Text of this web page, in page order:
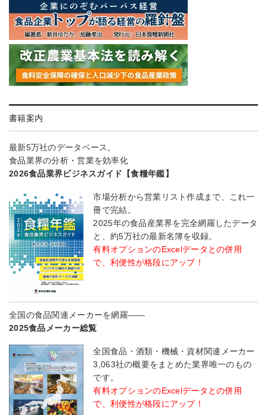
書籍案内
最新5万社のデータベース。
食品業界の分析・営業を効率化
2026食品業界ビジネスガイド【食糧年鑑】
市場分析から営業リスト作成まで、これ一
冊で完結。
2025年の食品産業界を完全網羅したデータ
と、約5万社の最新名簿を収録。
有料オプションのExcelデータとの併用
で、利便性が格段にアップ！
全国の食品関連メーカーを網羅――
2025食品メーカー総覧
全国食品・酒類・機械・資材関連メーカー
3,063社の概要をまとめた業界唯一のもの
です。
有料オプションのExcelデータとの併用
で、利便性が格段にアップ！